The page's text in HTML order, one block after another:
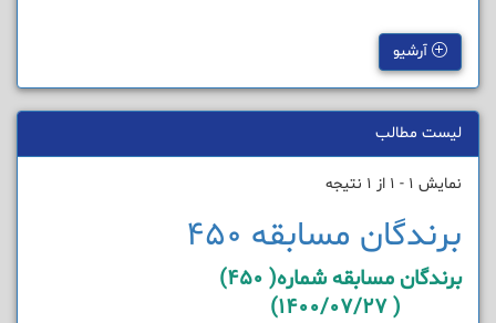
آرشیو
لیست مطالب
نمایش 1 - 1 از 1 نتیجه
برندگان مسابقه 450
برندگان مسابقه شماره( 450)
( 1400/07/27)